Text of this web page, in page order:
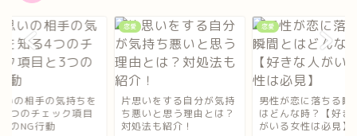
いをする自分が気持
いと思う理由とは？
法も紹介！
恋愛
男性が恋に落ちる瞬間と
はどんな時？【好きな人
がいる女性は必見】
恋愛
片思いの相手の気持
知る4つのチェック
と3つのNG行動